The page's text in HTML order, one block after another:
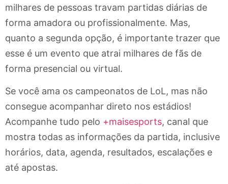
milhares de pessoas travam partidas diárias de
forma amadora ou profissionalmente. Mas,
quanto a segunda opção, é importante trazer que
esse é um evento que atrai milhares de fãs de
forma presencial ou virtual.
Se você ama os campeonatos de LoL, mas não
consegue acompanhar direto nos estádios!
Acompanhe tudo pelo +maisesports, canal que
mostra todas as informações da partida, inclusive
horários, data, agenda, resultados, escalações e
até apostas.